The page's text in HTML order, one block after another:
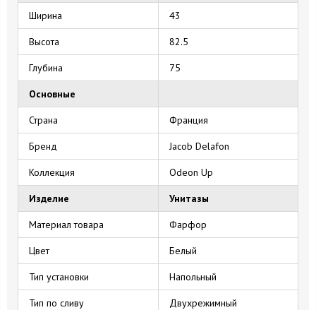
Ширина 43
Высота 82.5
Глубина 75
Основные
Страна Франция
Бренд Jacob Delafon
Коллекция Odeon Up
Изделие Унитазы
Материал товара Фарфор
Цвет Белый
Тип установки Напольный
Тип по сливу Двухрежимный